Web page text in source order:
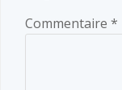
Commentaire *